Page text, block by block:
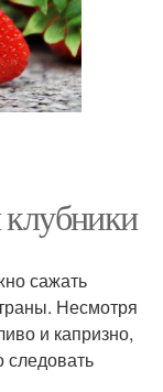
сажать
Несмотря
и капризно,
следовать